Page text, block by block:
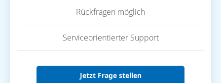
Rückfragen möglich
Serviceorientierter Support
Jetzt Frage stellen